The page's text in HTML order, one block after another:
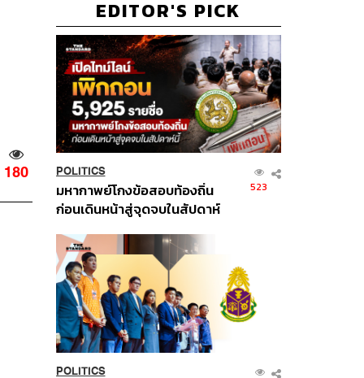
180
EDITOR'S PICK
POLITICS
มหากาพย์โกงข้อสอบท้องถิ่น
ก่อนเดินหน้าสู่จุดจบในสัปดาห์
523
POLITICS